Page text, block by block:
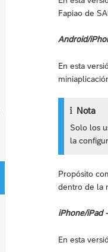
Fapiao de
Android/
En esta
Nota
Solo los
la
Propósito
dentro de la
iPhone/iPad
En esta